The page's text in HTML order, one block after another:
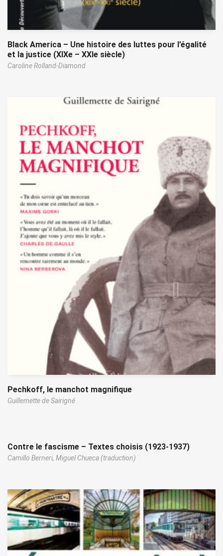
Black America – Une histoire des luttes pour l’égalité
et la justice (XIXe – XXIe siècle)
Caroline Rolland-Diamond
Pechkoff, le manchot magnifique
Guillemette de Sairigné
Contre le fascisme – Textes choisis (1923-1937)
Camillo Berneri, Miguel Chueca (traduction)